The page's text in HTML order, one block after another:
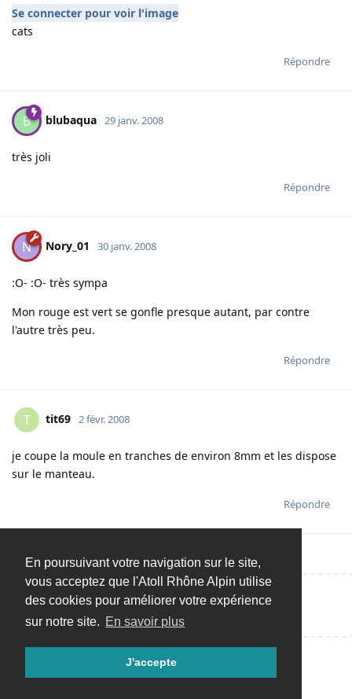
En poursuivant votre navigation sur le site,
vous acceptez que l'Atoll Rhône Alpin utilise
des cookies pour améliorer votre expérience
sur notre site. En savoir plus
J'accepte
Se connecter pour voir l'image
cats
Répondre
B blubaqua 29 janv. 2008
très joli
Répondre
N Nory_01 30 janv. 2008
:O- :O- très sympa
Mon rouge est vert se gonfle presque autant, par contre
l'autre très peu.
Répondre
T tit69 2 févr. 2008
je coupe la moule en tranches de environ 8mm et les dispose
sur le manteau.
Répondre
Répondre…